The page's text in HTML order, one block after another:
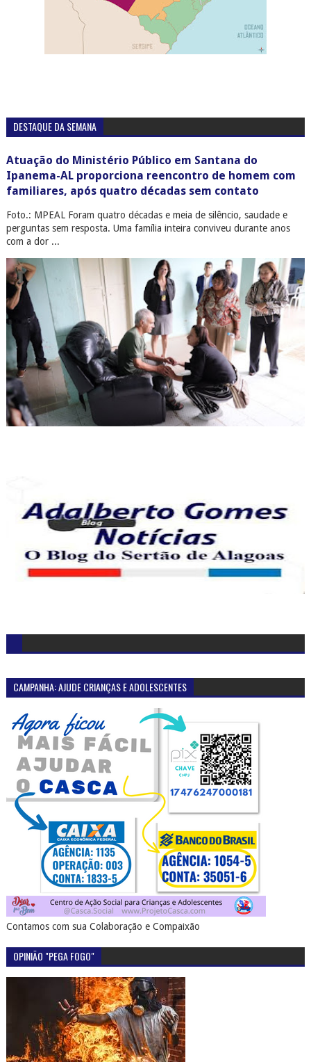
DESTAQUE DA SEMANA
Atuação do Ministério Público em Santana do
Ipanema-AL proporciona reencontro de homem com
familiares, após quatro décadas sem contato
Foto.: MPEAL Foram quatro décadas e meia de silêncio, saudade e
perguntas sem resposta. Uma família inteira conviveu durante anos
com a dor ...
CAMPANHA: AJUDE CRIANÇAS E ADOLESCENTES
Contamos com sua Colaboração e Compaixão
OPINIÃO "PEGA FOGO"